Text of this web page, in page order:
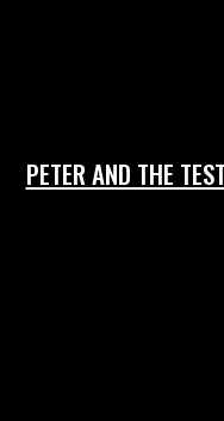
PETER AND THE